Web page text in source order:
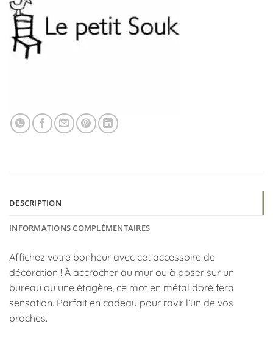
DESCRIPTION
INFORMATIONS COMPLÉMENTAIRES
Affichez votre bonheur avec cet accessoire de
décoration ! À accrocher au mur ou à poser sur un
bureau ou une étagère, ce mot en métal doré fera
sensation. Parfait en cadeau pour ravir l’un de vos
proches.